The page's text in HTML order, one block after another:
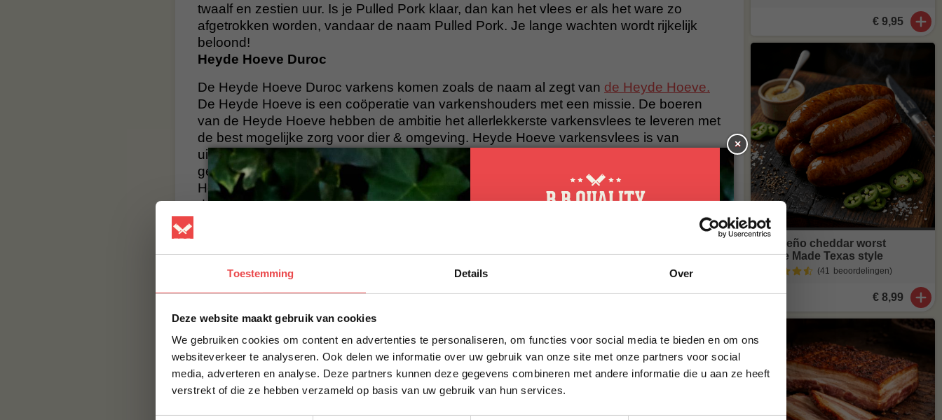
Toestemming Details Over
Deze website maakt gebruik van cookies
We gebruiken cookies om content en advertenties te personaliseren, om functies voor social media te bieden en om ons
websiteverkeer te analyseren. Ook delen we informatie over uw gebruik van onze site met onze partners voor social
media, adverteren en analyse. Deze partners kunnen deze gegevens combineren met andere informatie die u aan ze heeft
verstrekt of die ze hebben verzameld op basis van uw gebruik van hun services.
twaalf en zestien uur. Is je Pulled Pork klaar, dan kan het vlees er als het ware zo
afgetrokken worden, vandaar de naam Pulled Pork. Je lange wachten wordt rijkelijk
beloond!
Heyde Hoeve Duroc
De Heyde Hoeve Duroc varkens komen zoals de naam al zegt van de Heyde Hoeve.
De Heyde Hoeve is een coöperatie van varkenshouders met een missie. De boeren
van de Heyde Hoeve hebben de ambitie het allerlekkerste varkensvlees te leveren met
de best mogelijke zorg voor dier & omgeving. Heyde Hoeve varkensvlees is van
uitstekende kwaliteit. De varkens zijn van het Duroc-ras, dat zorgt voor mooi
gemarmerd vlees. Dit vlees is lekker mals en sappig met een volle, pure smaak. Het
Heyde Hoeve varken is verkozen tot Beste Varken van Nederland, op smaak en
duurzaamheid! Dat wordt genieten van varkensvlees met de smaak van vrüger!
BBQuality staat voor betaalbaar kwaliteitsvlees. Ons vlees is van nature al heerlijk van
smaak, maar met een marinade of
BBQuality!
Contact
Voor vragen of voor extra informatie kun je kijken bij deveelgestelde vragen. Staat
jouw vraag hier niet tussen? Stuur dan een berichtje viaWhatsApp
naar:info@bbquality.nl. We helpen je graag!
€ 9,95
Jalapeño cheddar worst
Home Made Texas style
(41 beoordelingen)
€ 8,99
×
10% korting op je
eerste bestelling*
VOORNAAM*